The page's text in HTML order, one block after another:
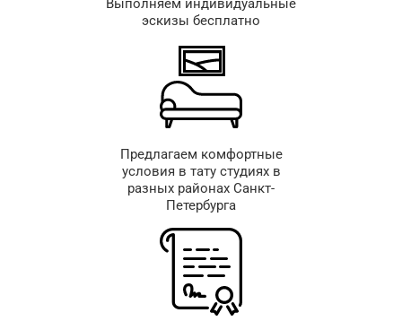
Выполняем индивидуальные
эскизы бесплатно
Предлагаем комфортные
условия в тату студиях в
разных районах Санкт-
Петербурга